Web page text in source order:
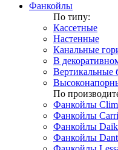
Фанкойлы
По типу:
Кассетные
Настенные
Канальные
В
Вертикальные
По
Фанкойлы
Фанкойлы
Фанкойлы
Фанкойлы